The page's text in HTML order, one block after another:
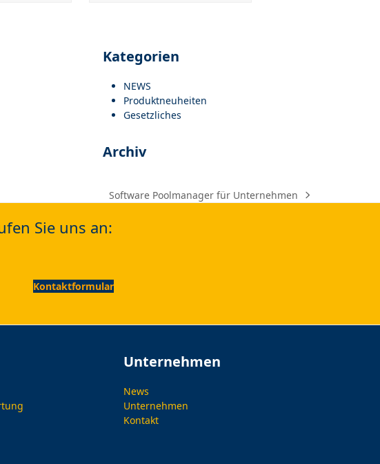
Kategorien
NEWS
Produktneuheiten
Gesetzliches
Archiv
next
Software Poolmanager für Unternehmen
Sie uns an:
Kontaktformular
Unternehmen
News
Unternehmen
Kontakt